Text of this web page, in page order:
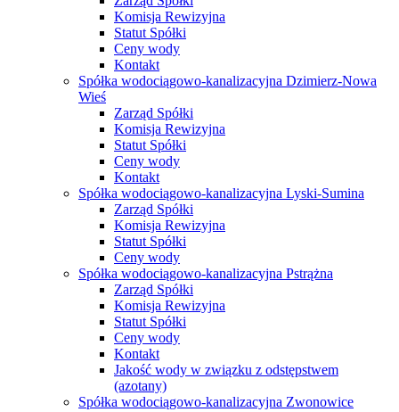
Komisja Rewizyjna
Statut Spółki
Ceny wody
Kontakt
Spółka wodociągowo-kanalizacyjna Dzimierz-Nowa
Wieś
Zarząd Spółki
Komisja Rewizyjna
Statut Spółki
Ceny wody
Kontakt
Spółka wodociągowo-kanalizacyjna Lyski-Sumina
Zarząd Spółki
Komisja Rewizyjna
Statut Spółki
Ceny wody
Spółka wodociągowo-kanalizacyjna Pstrążna
Zarząd Spółki
Komisja Rewizyjna
Statut Spółki
Ceny wody
Kontakt
Jakość wody w związku z odstępstwem
(azotany)
Spółka wodociągowo-kanalizacyjna Zwonowice